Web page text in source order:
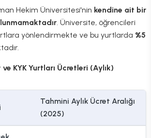
Hekim Üniversitesi'nin kendine ait bir
. Üniversite, öğrencileri
yönlendirmekte ve bu yurtlarda %5
KYK Yurtları Ücretleri (Aylık)
Tahmini Aylık Ücret Aralığı
(2025)